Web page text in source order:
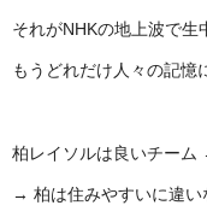
それがNHKの地上波で生
もうどれだけ人々の記憶
柏レイソルは良いチーム
→ 柏は住みやすいに違